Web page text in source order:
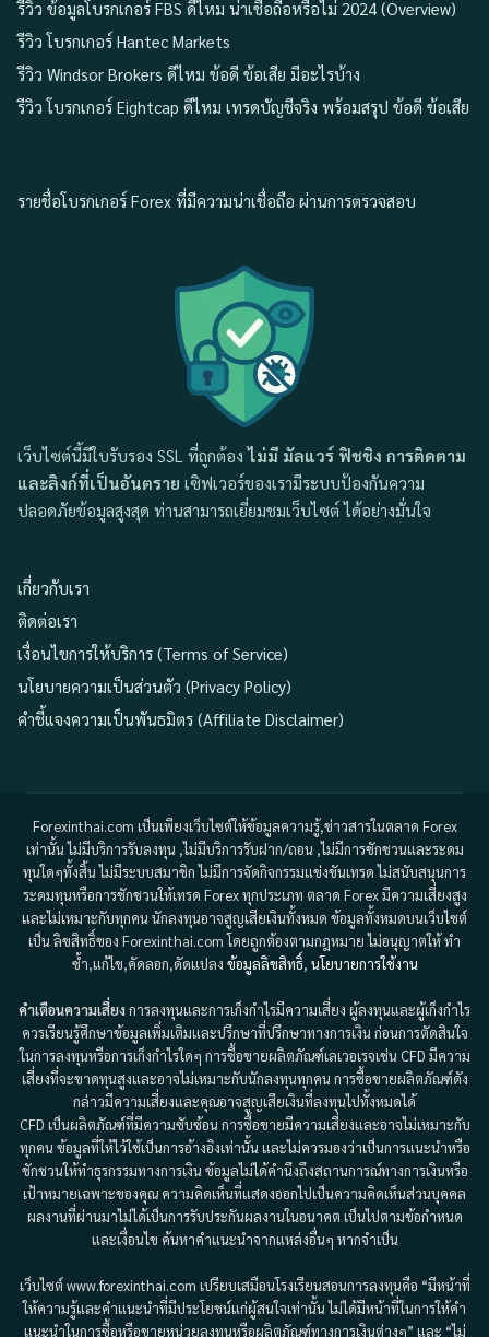
รีวิว ข้อมูลโบรกเกอร์ FBS ดีไหม น่าเชื่อถือหรือไม่ 2024 (Overview)
รีวิว โบรกเกอร์ Hantec Markets
รีวิว Windsor Brokers ดีไหม ข้อดี ข้อเสีย มีอะไรบ้าง
รีวิว โบรกเกอร์ Eightcap ดีไหม เทรดบัญชีจริง พร้อมสรุป ข้อดี ข้อเสีย
รายชื่อโบรกเกอร์ Forex ที่มีความน่าเชื่อถือ ผ่านการตรวจสอบ
เว็บไซต์นี้มีใบรับรอง SSL ที่ถูกต้องไม่มี มัลแวร์ ฟิชชิง การติดตาม
และลิงก์ที่เป็นอันตราย เซิฟเวอร์ของเรามีระบบป้องกันความ
ปลอดภัยข้อมูลสูงสุด ท่านสามารถเยี่ยมชมเว็บไซต์ ได้อย่างมั่นใจ
เกี่ยวกับเรา
ติดต่อเรา
เงื่อนไขการให้บริการ (Terms of Service)
นโยบายความเป็นส่วนตัว (Privacy Policy)
คำชี้แจงความเป็นพันธมิตร (Affiliate Disclaimer)
Forexinthai.com เป็นเพียงเว็บไซต์ให้ข้อมูลความรู้,ข่าวสารในตลาด Forex
เท่านั้น ไม่มีบริการรับลงทุน ,ไม่มีบริการรับฝาก/ถอน ,ไม่มีการชักชวนและระดม
ทุนใดๆทั้งสิ้น ไม่มีระบบสมาชิก ไม่มีการจัดกิจกรรมแข่งขันเทรด ไม่สนับสนุนการ
ระดมทุนหรือการชักชวนให้เทรด Forex ทุกประเภท ตลาด Forex มีความเสี่ยงสูง
และไม่เหมาะกับทุกคน นักลงทุนอาจสูญเสียเงินทั้งหมด ข้อมูลทั้งหมดบนเว็บไซต์
เป็น ลิขสิทธิ์ของ Forexinthai.com โดยถูกต้องตามกฎหมาย ไม่อนุญาตให้ ทำ
ซ้ำ,แก้ไข,คัดลอก,ดัดแปลง ข้อมูลลิขสิทธิ์, นโยบายการใช้งาน
คำเตือนความเสี่ยงการลงทุนและการเก็งกำไรมีความเสี่ยง ผู้ลงทุนและผู้เก็งกำไร
ควรเรียนรู้ศึกษาข้อมูลเพิ่มเติมและปรึกษาที่ปรึกษาทางการเงิน ก่อนการตัดสินใจ
ในการลงทุนหรือการเก็งกำไรใดๆ การซื้อขายผลิตภัณฑ์เลเวอเรจเช่น CFD มีความ
เสี่ยงที่จะขาดทุนสูงและอาจไม่เหมาะกับนักลงทุนทุกคน การซื้อขายผลิตภัณฑ์ดัง
กล่าวมีความเสี่ยงและคุณอาจสูญเสียเงินที่ลงทุนไปทั้งหมดได้
CFD เป็นผลิตภัณฑ์ที่มีความซับซ้อน การซื้อขายมีความเสี่ยงและอาจไม่เหมาะกับ
ทุกคน ข้อมูลที่ให้ไว้ใช้เป็นการอ้างอิงเท่านั้น และไม่ควรมองว่าเป็นการแนะนำหรือ
ชักชวนให้ทำธุรกรรมทางการเงิน ข้อมูลไม่ได้คำนึงถึงสถานการณ์ทางการเงินหรือ
เป้าหมายเฉพาะของคุณ ความคิดเห็นที่แสดงออกไปเป็นความคิดเห็นส่วนบุคคล
ผลงานที่ผ่านมาไม่ได้เป็นการรับประกันผลงานในอนาคต เป็นไปตามข้อกำหนด
และเงื่อนไข ค้นหาคำแนะนำจากแหล่งอื่นๆ หากจำเป็น
เว็บไซต์ www.forexinthai.com เปรียบเสมือนโรงเรียนสอนการลงทุนคือ “มีหน้าที่
ให้ความรู้และคำแนะนำที่มีประโยชน์แก่ผู้สนใจเท่านั้น ไม่ได้มีหน้าที่ในการให้คำ
แนะนำในการซื้อหรือขายหน่วยลงทุนหรือผลิตภัณฑ์ทางการเงินต่างๆ” และ “ไม่